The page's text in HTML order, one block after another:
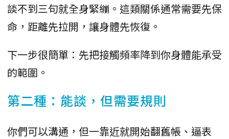
談不到三句就全身緊繃。這類關係通常需要先保
命，距離先拉開，讓身體先恢復。
下一步很簡單：先把接觸頻率降到你身體能承受
的範圍。
第二種：能談，但需要規則
你們可以溝通，但一靠近就開始翻舊帳、逼表